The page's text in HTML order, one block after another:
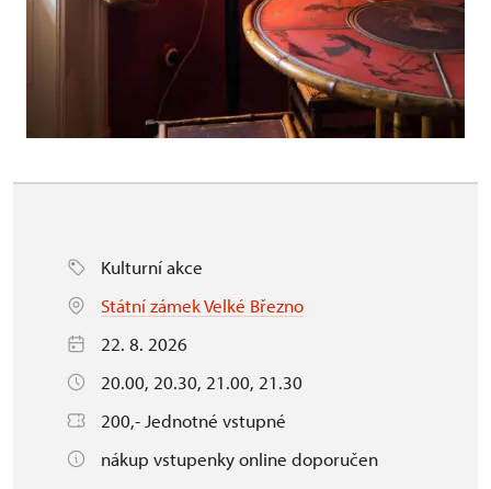
Kulturní akce
Státní zámek Velké Březno
22. 8. 2026
20.00, 20.30, 21.00, 21.30
200,- Jednotné vstupné
nákup vstupenky online doporučen